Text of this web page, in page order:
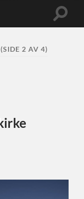
Veksle
(SIDE 2 AV 4)